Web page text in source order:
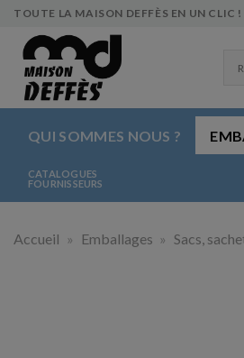
Skip
content
TOUTE LA MAISON DEFFÈS EN UN CLIC
QUI SOMMES NOUS ?
CATALOGUES
FOURNISSEURS
Accueil » Emballages » Sacs,